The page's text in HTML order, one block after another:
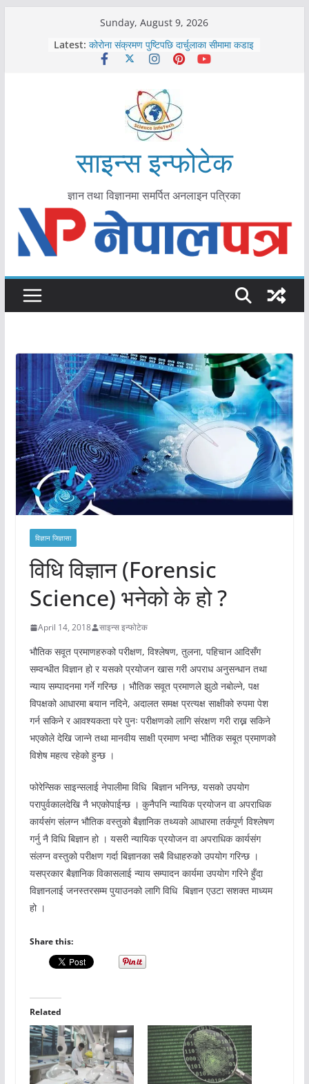
Sunday, August 9, 2026
Latest: काभ्रेपलाञ्चोकमा आयुर्वेद स्वास्थ्योपचारतर्फ
आकर्षण बढ्दै
कोरोना संक्रमण पुष्टिपछि दार्चुलाका सीमामा कडाइ
मकवानपुरमा खोरेत रोग विरुद्धको खोप लगाउन
आयुर्वेद चिकित्सा प्रणालीको भूमिका महत्वपूर्ण छ :
मुख्यमन्त्री शाह
साइन्स इन्फोटेक
ज्ञान तथा विज्ञानमा समर्पित अनलाइन पत्रिका
विज्ञान जिज्ञासा
विधि विज्ञान (Forensic
Science) भनेको के हो ?
April 14, 2018 साइन्स इन्फोटेक
भौतिक सवूत प्रमाणहरुको परीक्षण, विश्लेषण, तुलना, पहिचान आदिसँग
सम्वन्धीत विज्ञान हो र यसको प्रयोजन खास गरी अपराध अनुसन्धान तथा
न्याय सम्पादनमा गर्ने गरिन्छ । भौतिक सवूत प्रमाणले झुठो नबोल्ने, पक्ष
विपक्षको आधारमा बयान नदिने, अदालत समक्ष प्रत्यक्ष साक्षीको रुपमा पेश
गर्न सकिने र आवश्यकता परे पुनः परीक्षणको लागि संरक्षण गरी राख्न सकिने
भएकोले देखि जान्ने तथा मानवीय साक्षी प्रमाण भन्दा भौतिक सबूत प्रमाणको
विशेष महत्व रहेको हुन्छ ।
फोरेन्सिक साइन्सलाई नेपालीमा विधि बिज्ञान भनिन्छ, यसको उपयोग
परापुर्वकालदेखि नै भएकोपाईन्छ । कुनैपनि न्यायिक प्रयोजन वा अपराधिक
कार्यसंग संलग्न भौतिक वस्तुको बैज्ञानिक तथ्यको आधारमा तर्कपूर्ण विश्लेषण
गर्नु नै विधि बिज्ञान हो । यसरी न्यायिक प्रयोजन वा अपराधिक कार्यसंग
संलग्न वस्तुको परीक्षण गर्दा बिज्ञानका सबै विधाहरुको उपयोग गरिन्छ ।
यसप्रकार बैज्ञानिक विकासलाई न्याय सम्पादन कार्यमा उपयोग गरिने हुँदा
विज्ञानलाई जनस्तरसम्म पुयाउनको लागि विधि बिज्ञान एउटा सशक्त माध्यम
हो ।
Share this:
Related